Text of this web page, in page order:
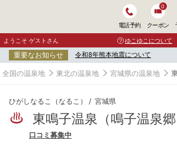
電話予約 クーポン
0
ようこそ ゲストさん ゆこゆこについて
重要なお知らせ 令和8年熊本地震について
全国の温泉地 東北の温泉地 宮城県の温泉地
ひがしなるこ（なるこ） 宮城県
東鳴子温泉（鳴子温泉
口コミ募集中